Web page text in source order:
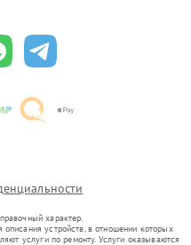
характер.
устройств, в отношении которых
услуги по ремонту. Услуги оказываются